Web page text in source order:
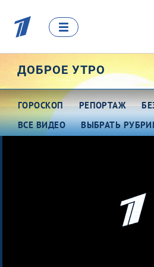
ДОБРОЕ УТРО
ГОРОСКОП РЕПОРТАЖ
ВСЕ ВИДЕО
ВЫБРАТЬ